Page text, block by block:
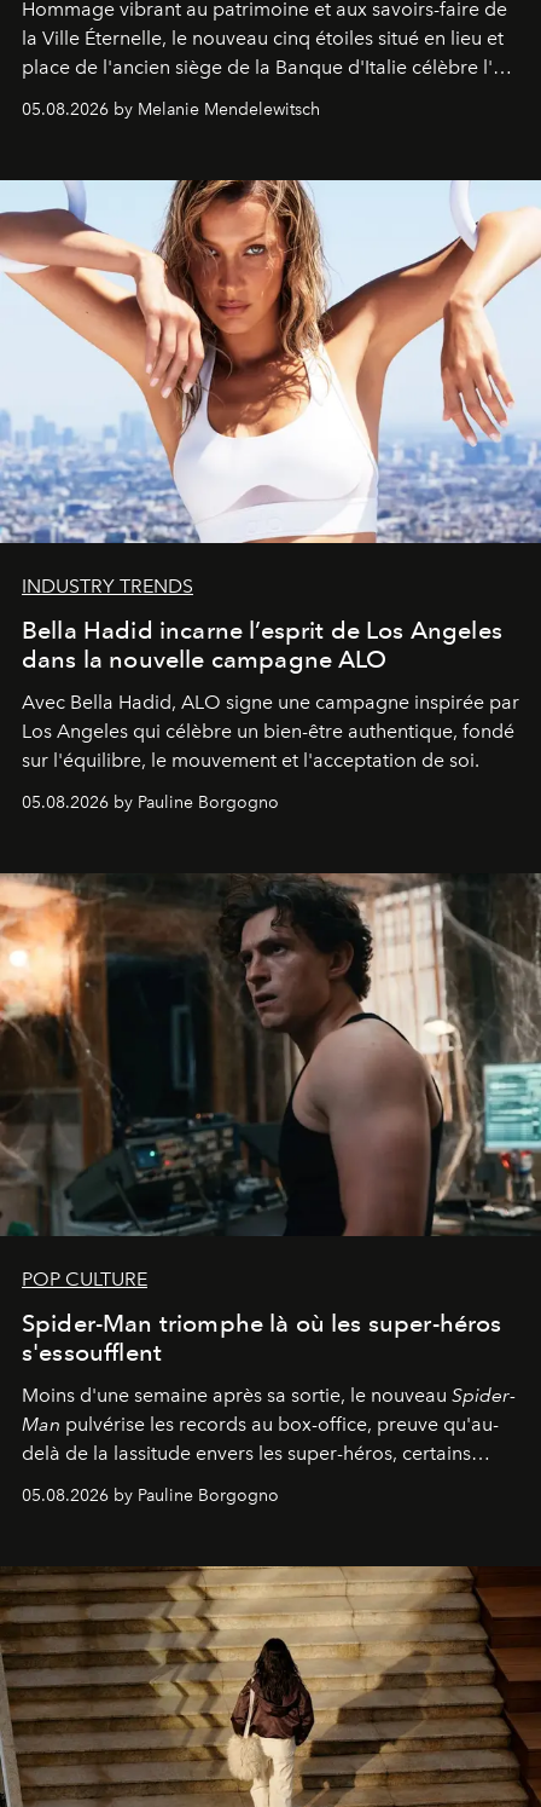
Hommage vibrant au patrimoine et aux savoirs-faire de
la Ville Éternelle, le nouveau cinq étoiles situé en lieu et
place de l'ancien siège de la Banque d'Italie célèbre l'art
de vivre Romain dans toute son élégance intemporelle.
05.08.2026 by Melanie Mendelewitsch
INDUSTRY TRENDS
Bella Hadid incarne l’esprit de Los Angeles
dans la nouvelle campagne ALO
Avec Bella Hadid, ALO signe une campagne inspirée par
Los Angeles qui célèbre un bien-être authentique, fondé
sur l'équilibre, le mouvement et l'acceptation de soi.
05.08.2026 by Pauline Borgogno
POP CULTURE
Spider-Man triomphe là où les super-héros
s'essoufflent
Moins d'une semaine après sa sortie, le nouveau Spider-
Man pulvérise les records au box-office, preuve qu'au-
delà de la lassitude envers les super-héros, certains
personnages continuent de susciter une ferveur intacte.
05.08.2026 by Pauline Borgogno